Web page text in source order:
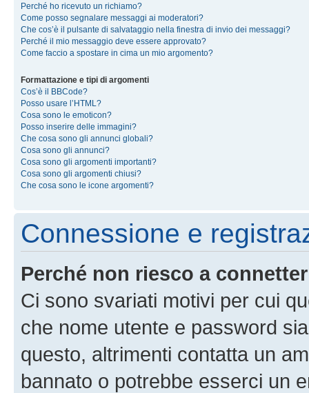
Perché ho ricevuto un richiamo?
Come posso segnalare messaggi ai moderatori?
Che cos’è il pulsante di salvataggio nella finestra di invio dei messaggi?
Perché il mio messaggio deve essere approvato?
Come faccio a spostare in cima un mio argomento?
Formattazione e tipi di argomenti
Cos’è il BBCode?
Posso usare l’HTML?
Cosa sono le emoticon?
Posso inserire delle immagini?
Che cosa sono gli annunci globali?
Cosa sono gli annunci?
Cosa sono gli argomenti importanti?
Cosa sono gli argomenti chiusi?
Che cosa sono le icone argomenti?
Connessione e
Perché non riesco a
Ci sono svariati motivi per cui
che nome utente e password
questo, altrimenti contatta un
bannato o potrebbe esserci un